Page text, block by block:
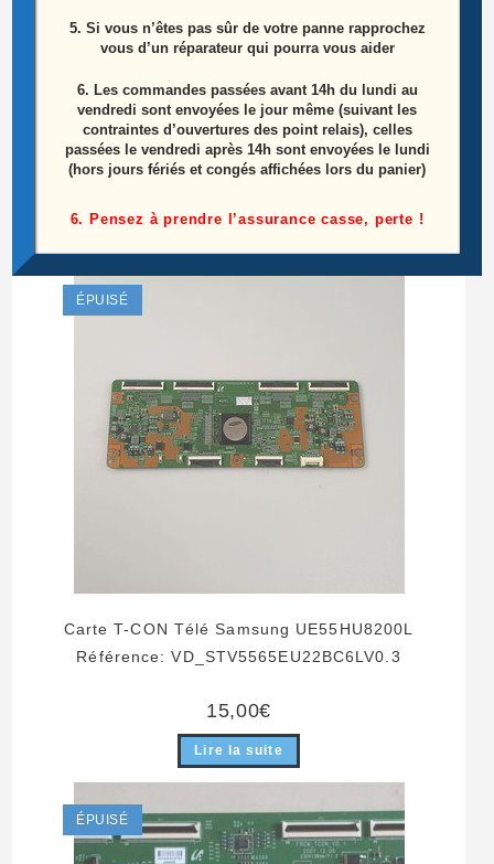
Ensemble Module Télé SAMSUNG LE52A856
initial
50,00€.
actuel
25,00€.
ÉPUISÉ
Carte T-CON Télé Samsung UE55HU8200L
Référence: VD_STV5565EU22BC6LV0.3
15,00€
Lire la suite
ÉPUISÉ
5. Si vous n’êtes pas sûr de votre panne rapprochez
vous d’un réparateur qui pourra vous aider
6. Les commandes passées avant 14h du lundi au
vendredi sont envoyées le jour même (suivant les
contraintes d’ouvertures des point relais), celles
passées le vendredi après 14h sont envoyées le lundi
(hors jours fériés et congés affichées lors du panier)
6. Pensez à prendre l’assurance casse, perte !